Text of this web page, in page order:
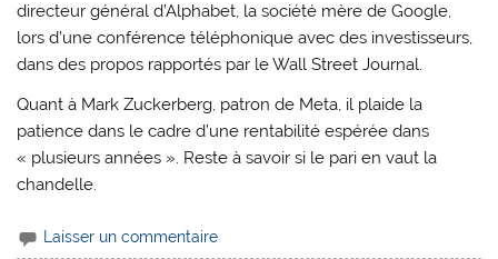
directeur général d’Alphabet, la société mère de Google,
lors d’une conférence téléphonique avec des investisseurs,
dans des propos rapportés par le Wall Street Journal.
Quant à Mark Zuckerberg, patron de Meta, il plaide la
patience dans le cadre d’une rentabilité espérée dans
« plusieurs années ». Reste à savoir si le pari en vaut la
chandelle.
Laisser un commentaire